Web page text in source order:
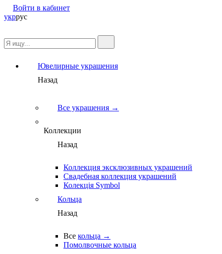
Войти в кабинет
укррус
Ювелирные украшения
Назад
Все украшения →
Коллекции
Назад
Коллекция эксклюзивных украшений
Свадебная коллекция украшений
Колекція Symbol
Кольца
Назад
Все кольца →
Помолвочные кольца